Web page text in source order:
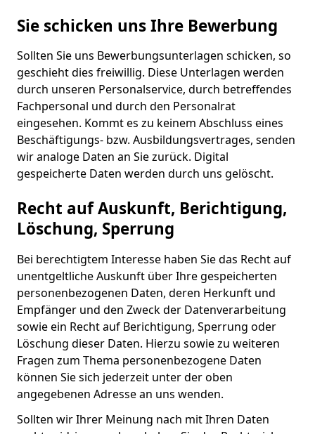
Sie schicken uns Ihre Bewerbung
Sollten Sie uns Bewerbungsunterlagen schicken, so
geschieht dies freiwillig. Diese Unterlagen werden
durch unseren Personalservice, durch betreffendes
Fachpersonal und durch den Personalrat
eingesehen. Kommt es zu keinem Abschluss eines
Beschäftigungs- bzw. Ausbildungsvertrages, senden
wir analoge Daten an Sie zurück. Digital
gespeicherte Daten werden durch uns gelöscht.
Recht auf Auskunft, Berichtigung,
Löschung, Sperrung
Bei berechtigtem Interesse haben Sie das Recht auf
unentgeltliche Auskunft über Ihre gespeicherten
personenbezogenen Daten, deren Herkunft und
Empfänger und den Zweck der Datenverarbeitung
sowie ein Recht auf Berichtigung, Sperrung oder
Löschung dieser Daten. Hierzu sowie zu weiteren
Fragen zum Thema personenbezogene Daten
können Sie sich jederzeit unter der oben
angegebenen Adresse an uns wenden.
Sollten wir Ihrer Meinung nach mit Ihren Daten